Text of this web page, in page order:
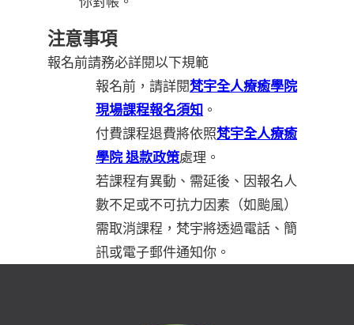
注意事項
報名前請務必詳閱以下規範
報名前，請詳閱梵宇全人療癒學院
現場課程報名須知 。
付費課程退費將依照梵宇全人療癒
學院 退款政策處理。
若課程有異動、需延後、因報名人
數不足或不可抗力因素（如颱風）
需取消課程，梵宇將透過電話、簡
訊或電子郵件通知你。